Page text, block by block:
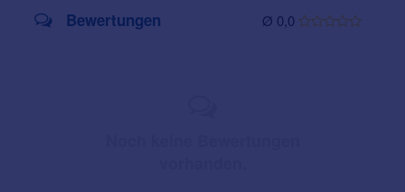
Ø 0,0
Bewertungen